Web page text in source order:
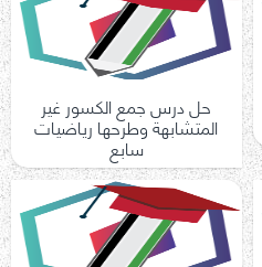
حل درس جمع الكسور غير
المتشابهة وطرحها رياضيات
سابع